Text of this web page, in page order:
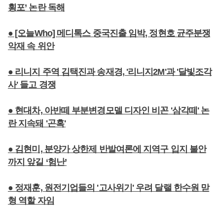
횡포’ 논란 독해
● [오늘Who] 메디톡스 중국진출 임박, 정현호 균주분쟁
악재 속 위안
● 리니지 주역 김택진과 송재경, '리니지2M'과 '달빛조각
사' 들고 경쟁
● 현대차, 아반떼 부분변경모델 디자인 비꼰 '삼각떼' 논
란 지속돼 '곤혹'
● 김현미, 분양가 상한제 반발여론에 지역구 입지 불안
까지 앞길 ‘험난’
● 정재훈, 원전기업들의 '고사위기' 우려 달랠 한수원 맏
형 역할 자임